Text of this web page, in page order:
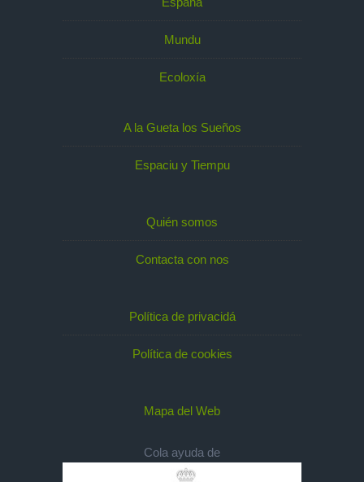
Mundu
Ecoloxía
A la Gueta los Sueños
Espaciu y Tiempu
Quién somos
Contacta con nos
Política de privacidá
Política de cookies
Mapa del Web
Cola ayuda de